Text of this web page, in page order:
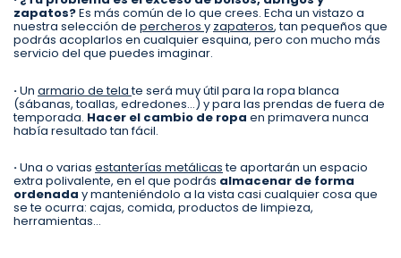
zapatos?Es más común de lo que crees. Echa un vistazo a
nuestra selección de percheros y zapateros, tan pequeños que
podrás acoplarlos en cualquier esquina, pero con mucho más
servicio del que puedes imaginar.
·Un armario de telate será muy útil para la ropa blanca
(sábanas, toallas, edredones…) y para las prendas de fuera de
temporada. Hacer el cambio de ropa en primavera nunca
había resultado tan fácil.
·Una o varias estanterías metálicaste aportarán un espacio
extra polivalente, en el que podrás almacenar de forma
ordenada y manteniéndolo a la vista casi cualquier cosa que
se te ocurra: cajas, comida, productos de limpieza,
herramientas…